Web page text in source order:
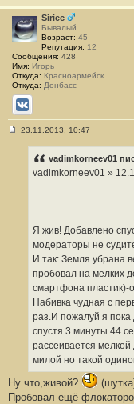
Siriec
Бывалый
Возраст: 45
Репутация: 12
Сообщения: 428
Имя: Игорь
Откуда: Красноармейск
Откуда: Донбасс
ВКонтакте
23.11.2013, 10:47
vadimkorneev01
vadimkorneev01 »
Я жив! Добавлено
модераторы не
И так: Земля убрана
пробовал на мелких
смартфона пластик)-
Набивка чудная с
раз.И пожалуй я пока
спустя 3 минуты 44
рассеивается
милой но такой
Ну что,живой?
Пробовал ещё